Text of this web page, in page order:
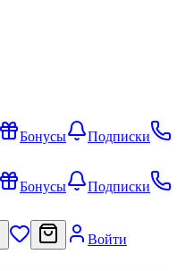
Бонусы
Подписки
Бонусы
Подписки
Войти